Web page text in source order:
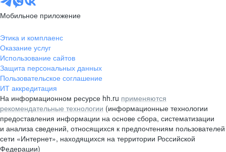
Мобильное приложение
Этика и комплаенс
Оказание услуг
Использование сайтов
Защита персональных данных
Пользовательское соглашение
ИТ аккредитация
На информационном ресурсе hh.ru применяются
рекомендательные технологии (информационные технологии
предоставления информации на основе сбора, систематизации
и анализа сведений, относящихся к предпочтениям пользователей
сети «Интернет», находящихся на территории Российской
Федерации)